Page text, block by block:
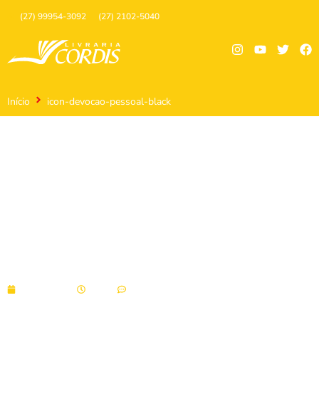
(27) 99954-3092 (27) 2102-5040
Início icon-devocao-pessoal-black